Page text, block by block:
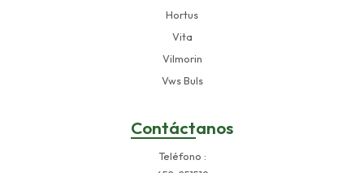
Hortus
Vita
Vilmorin
Vws Buls
Contáctanos
Teléfono